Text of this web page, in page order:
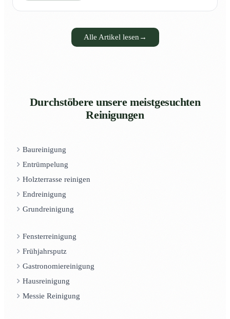
Alle Artikel lesen →
Durchstöbere unsere meistgesuchten
Reinigungen
Baureinigung
Entrümpelung
Holzterrasse reinigen
Endreinigung
Grundreinigung
Fensterreinigung
Frühjahrsputz
Gastronomiereinigung
Hausreinigung
Messie Reinigung